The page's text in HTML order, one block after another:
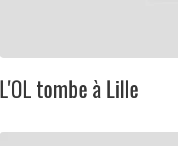
L'OL tombe à Lille